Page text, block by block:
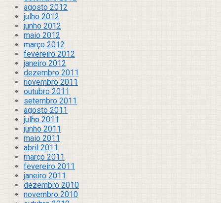
agosto 2012
julho 2012
junho 2012
maio 2012
março 2012
fevereiro 2012
janeiro 2012
dezembro 2011
novembro 2011
outubro 2011
setembro 2011
agosto 2011
julho 2011
junho 2011
maio 2011
abril 2011
março 2011
fevereiro 2011
janeiro 2011
dezembro 2010
novembro 2010